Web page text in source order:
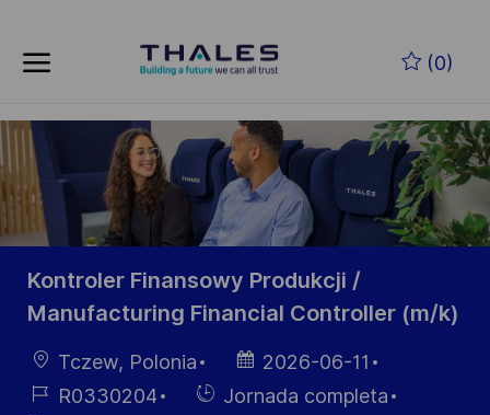
(0)
-
Kontroler Finansowy Produkcji /
Manufacturing Financial Controller (m/k)
Ubicación
Tczew, Polonia
Fecha de
publicación
2026-06-11
ID deR0330204
HiringJornada completa